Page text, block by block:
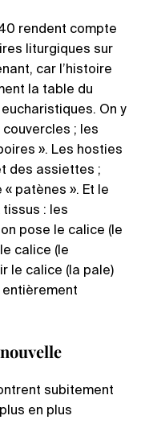
rendent compte
liturgiques sur
car l’histoire
la table du
On y
; les
». Les hosties
des assiettes ;
patènes ». Et le
: les
pose le calice (le
calice (le
le calice (la pale)
entièrement
subitement
en plus